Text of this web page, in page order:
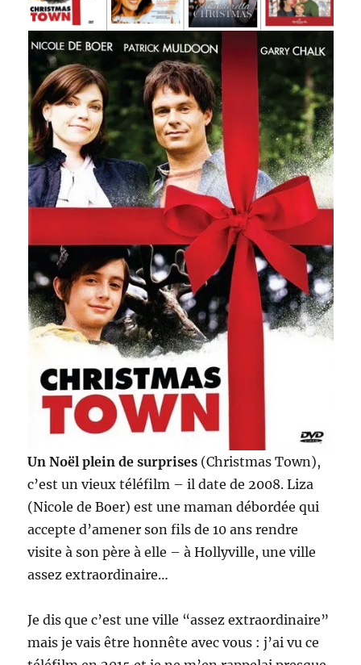
Un Noël plein de surprises (Christmas Town),
c’est un vieux téléfilm – il date de 2008. Liza
(Nicole de Boer) est une maman débordée qui
accepte d’amener son fils de 10 ans rendre
visite à son père à elle – à Hollyville, une ville
assez extraordinaire…
Je dis que c’est une ville “assez extraordinaire”
mais je vais être honnête avec vous : j’ai vu ce